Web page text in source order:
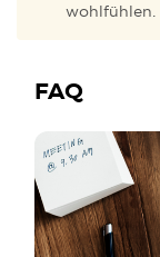
wohlfühlen.
FAQ